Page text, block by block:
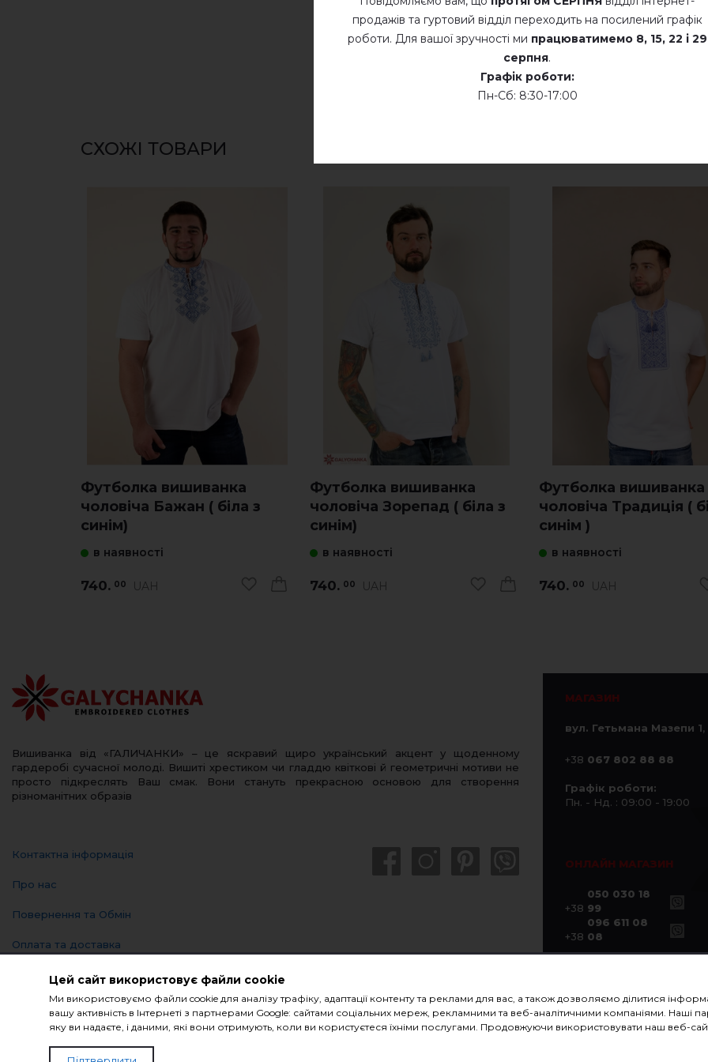
Цей сайт використовує файли cookie
Ми використовуємо файли cookie для аналізу трафіку, адаптації контенту та реклами для вас, а також дозволяємо ділитися
вашу активність в Інтернеті з партнерами Google: сайтами соціальних мереж, рекламними та веб-аналітичними компаніями.
яку ви надаєте, і даними, які вони отримують, коли ви користуєтеся їхніми послугами. Продовжуючи використовувати наш веб-
додайте свій відгук про Зорепад (джинс синій з
СХОЖІ ТОВАРИ
Футболка вишиванка
чоловіча Бажан ( біла з
синім)
в наявності
740. 00 UAH
Футболка вишиванка
чоловіча Зорепад ( біла з
синім)
в наявності
740. 00 UAH
Футболка вишиванка
чоловіча Традиція (
синім )
в наявності
740. 00 UAH
Суха хімчистка
Сушити у розкладеному стані
Сушити розвішеними
Вишиванка від «ГАЛИЧАНКИ» – це яскравий щиро український акцент у щоденному
гардеробі сучасної молоді. Вишиті хрестиком чи гладдю квіткові й геометричні мотиви не
просто підкреслять Ваш смак. Вони стануть прекрасною основою для створення
різноманітних образів
Контактна інформація
Про нас
Повернення та Обмін
Оплата та доставка
Політика конфіденційності
МАГАЗИН
вул. Гетьмана Мазепи 1,
+38 067 802 88 88
Графік роботи:
Пн. - Нд. : 09:00 - 19:00
ОНЛАЙН МАГАЗИН
+38
050 030 18
99
+38
096 611 08
08
© Компанія «Галичанка» 2026
продажів та гуртовий відділ переходить на посилений графік
роботи. Для вашої зручності ми працюватимемо 8, 15, 22 і 29
серпня.
Графік роботи:
Пн-Сб: 8:30-17:00